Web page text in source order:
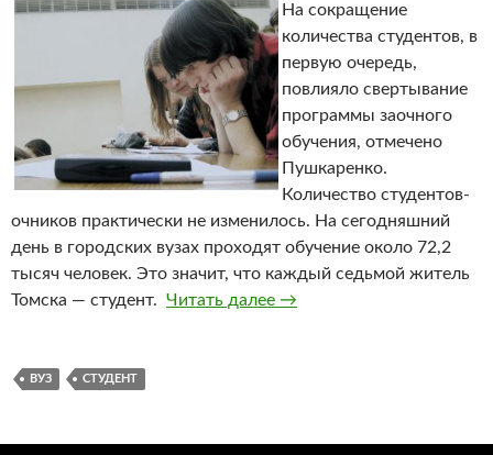
На сокращение
количества студентов, в
первую очередь,
повлияло свертывание
программы заочного
обучения, отмечено
Пушкаренко.
Количество студентов-
очников практически не изменилось. На сегодняшний
день в городских вузах проходят обучение около 72,2
тысяч человек. Это значит, что каждый седьмой житель
Томска — студент. Читать далее За пять последних лет
→
ВУЗ СТУДЕНТ